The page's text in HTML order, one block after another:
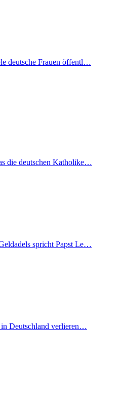
deutsche Frauen öffentl…
die deutschen Katholike…
spricht Papst Le…
Deutschland verlieren…